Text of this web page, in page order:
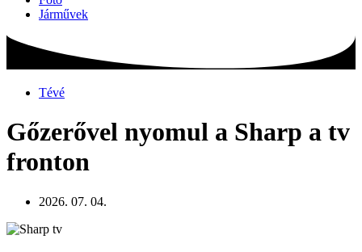
Járművek
Tévé
Gőzerővel nyomul a Sharp a tv
fronton
2026. 07. 04.